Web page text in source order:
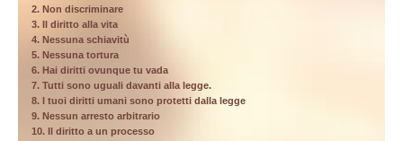
2. Non discriminare
3. Il diritto alla vita
4. Nessuna schiavitù
5. Nessuna tortura
6. Hai diritti ovunque tu vada
7. Tutti sono uguali davanti alla legge.
8. I tuoi diritti umani sono protetti dalla legge
9. Nessun arresto arbitrario
10. Il diritto a un processo